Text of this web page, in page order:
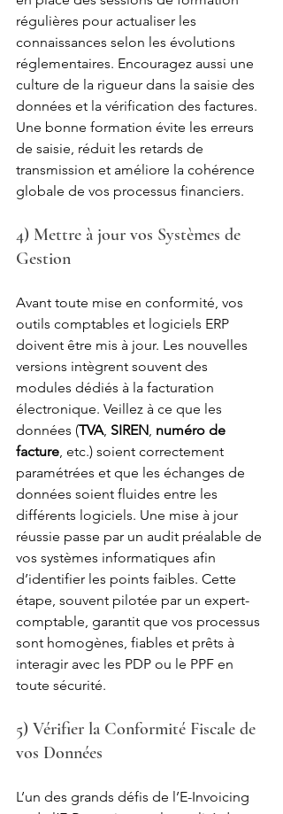
régulières pour actualiser les
connaissances selon les évolutions
réglementaires. Encouragez aussi une
culture de la rigueur dans la saisie des
données et la vérification des factures.
Une bonne formation évite les erreurs
de saisie, réduit les retards de
transmission et améliore la cohérence
globale de vos processus financiers.
4) Mettre à jour vos Systèmes de
Gestion
Avant toute mise en conformité, vos
outils comptables et logiciels ERP
doivent être mis à jour. Les nouvelles
versions intègrent souvent des
modules dédiés à la facturation
électronique. Veillez à ce que les
données (TVA, SIREN, numéro de
facture, etc.) soient correctement
paramétrées et que les échanges de
données soient fluides entre les
différents logiciels. Une mise à jour
réussie passe par un audit préalable de
vos systèmes informatiques afin
d’identifier les points faibles. Cette
étape, souvent pilotée par un expert-
comptable, garantit que vos processus
sont homogènes, fiables et prêts à
interagir avec les PDP ou le PPF en
toute sécurité.
5) Vérifier la Conformité Fiscale de
vos Données
L’un des grands défis de l’E-Invoicing